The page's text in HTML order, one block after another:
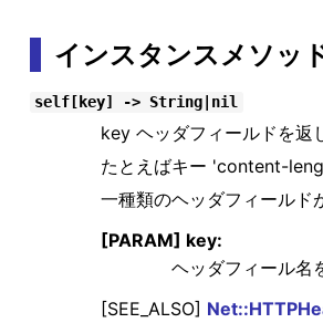
インスタンスメソッ
self[key] -> String|nil
key ヘッダフィールドを返
たとえばキー 'content-
一種類のヘッダフィールド
[PARAM] key:
ヘッダフィール名
[SEE_ALSO]